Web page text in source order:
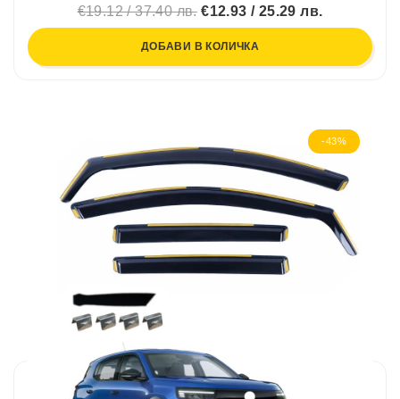
€19.12 / 37.40 лв.€12.93 / 25.29 лв.
ДОБАВИ В КОЛИЧКА
-43%